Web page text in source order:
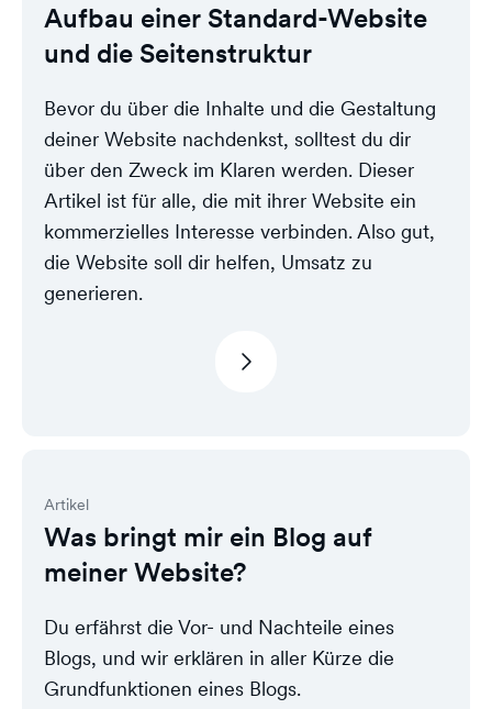
Aufbau einer Standard-Website
und die Seitenstruktur
Bevor du über die Inhalte und die Gestaltung
deiner Website nachdenkst, solltest du dir
über den Zweck im Klaren werden. Dieser
Artikel ist für alle, die mit ihrer Website ein
kommerzielles Interesse verbinden. Also gut,
die Website soll dir helfen, Umsatz zu
generieren.
Artikel
Was bringt mir ein Blog auf
meiner Website?
Du erfährst die Vor- und Nachteile eines
Blogs, und wir erklären in aller Kürze die
Grundfunktionen eines Blogs.